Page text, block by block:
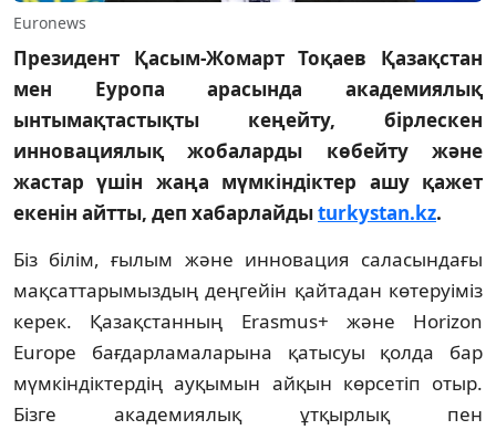
Euronews
Президент Қасым-Жомарт Тоқаев Қазақстан
мен Еуропа арасында академиялық
ынтымақтастықты кеңейту, бірлескен
инновациялық жобаларды көбейту және
жастар үшін жаңа мүмкіндіктер ашу қажет
екенін айтты, деп хабарлайдыturkystan.kz.
Біз білім, ғылым және инновация саласындағы
мақсаттарымыздың деңгейін қайтадан көтеруіміз
керек. Қазақстанның Erasmus+ және Horizon
Europe бағдарламаларына қатысуы қолда бар
мүмкіндіктердің ауқымын айқын көрсетіп отыр.
Бізге академиялық ұтқырлық пен